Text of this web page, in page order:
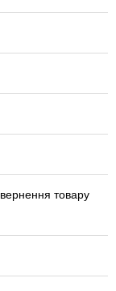
товару